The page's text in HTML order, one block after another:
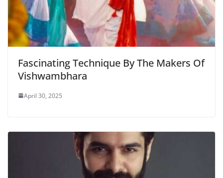
Fascinating Technique By The Makers Of
Vishwambhara
April 30, 2025